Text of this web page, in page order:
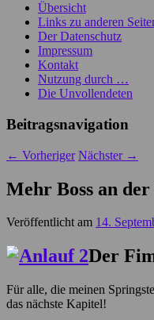
Übersicht
Links zu anderen
Der Datenschutz
Impressum
Kontakt
Nutzung durch …
Die Unvollendeten
Beitragsnavigation
← Vorheriger Nächster →
Mehr Boss an
Veröffentlicht am 14.
Der
Für alle, die meinen
das nächste Kapitel!